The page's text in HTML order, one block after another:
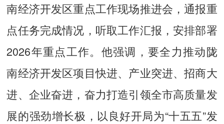
南经济开发区重点工作现场推进会，通报重
点任务完成情况，听取工作汇报，安排部署
2026年重点工作。他强调，要全力推动陇
南经济开发区项目快进、产业突进、招商大
进、企业奋进，奋力打造引领全市高质量发
展的强劲增长极，以良好开局为“十五五”发